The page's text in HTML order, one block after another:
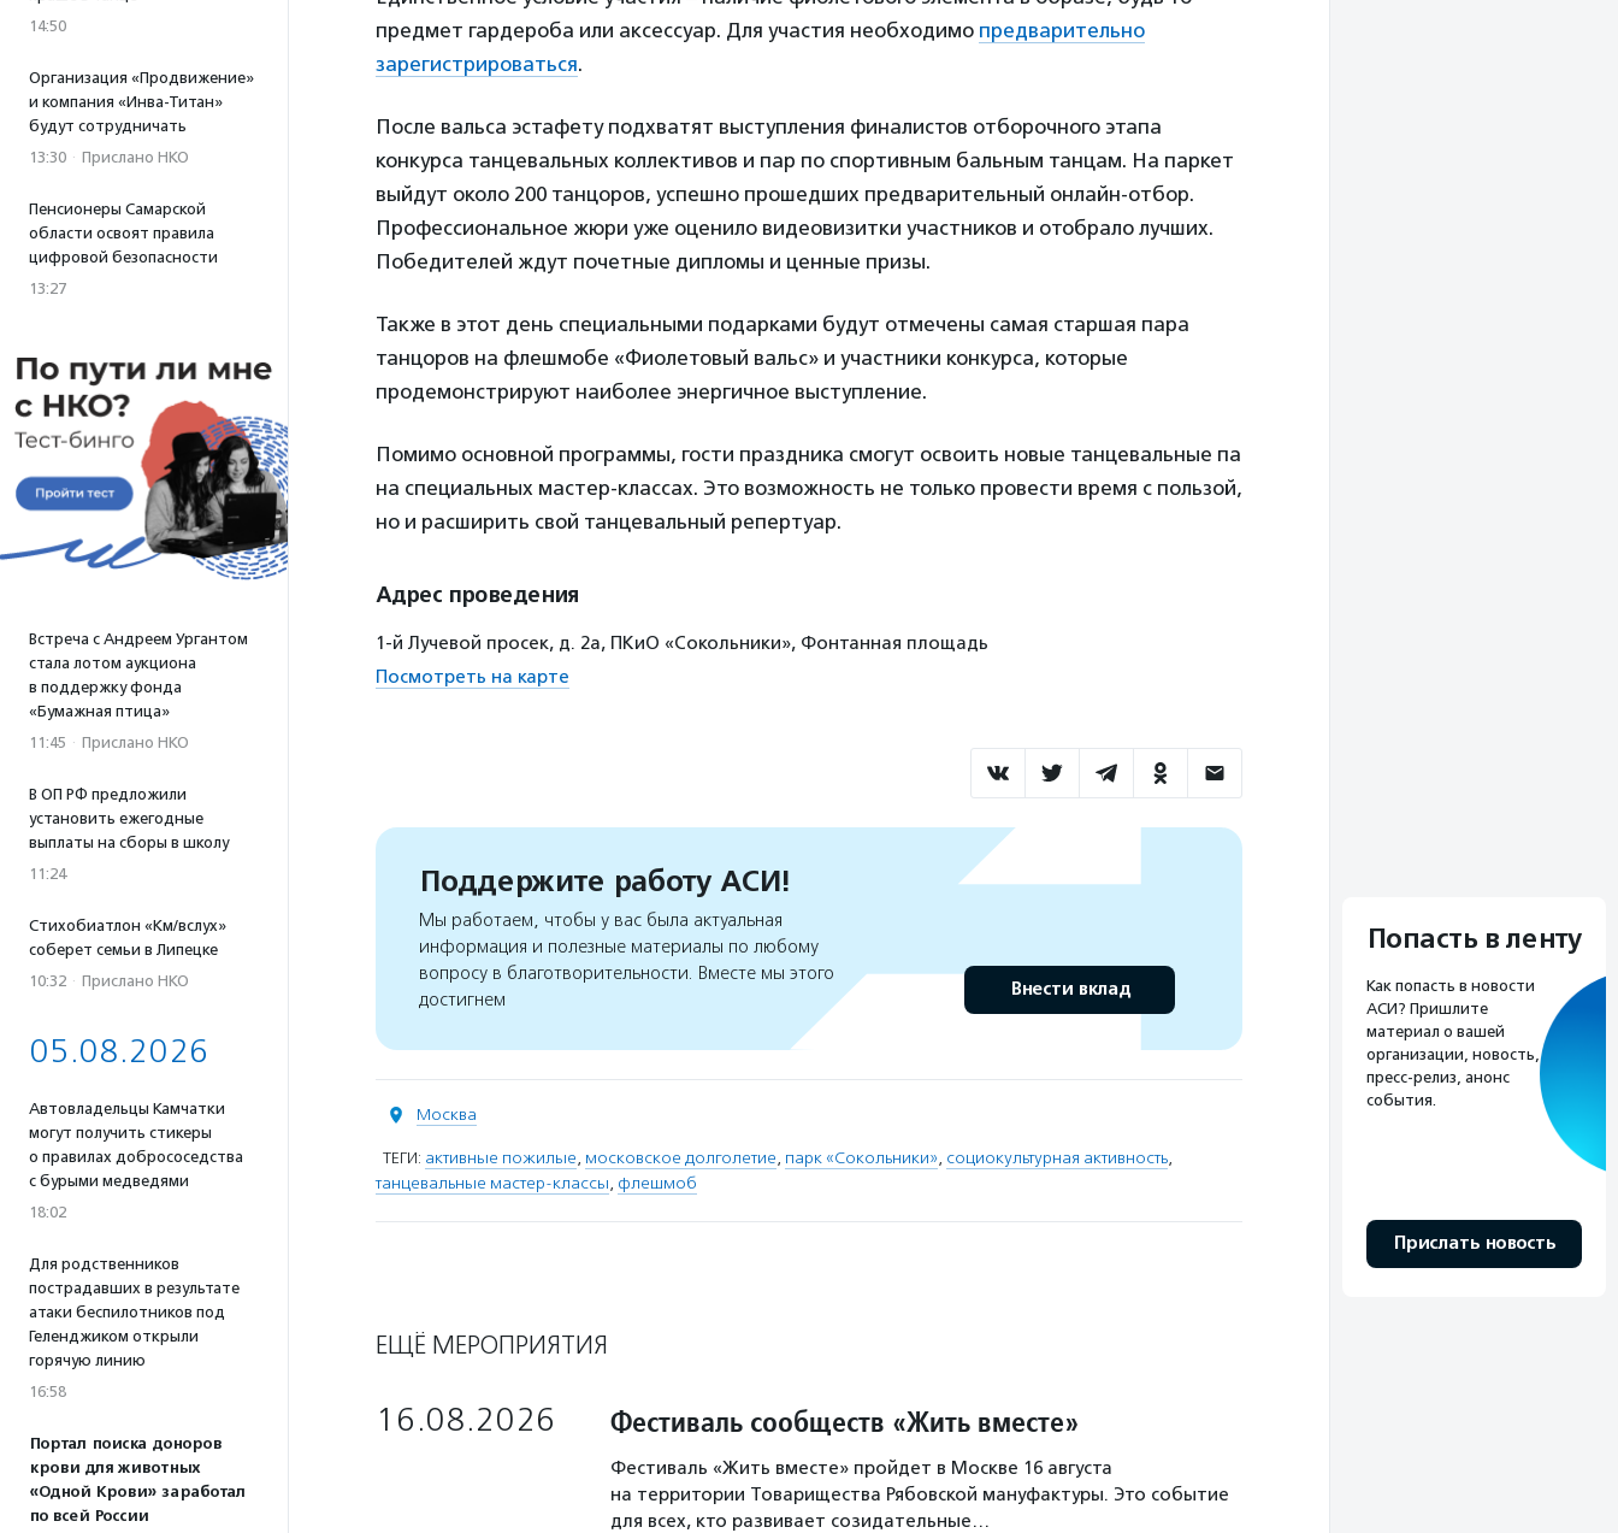
14:50
Организация «Продвижение»
и компания «Инва-Титан»
будут сотрудничать
13:30 · Прислано НКО
Пенсионеры Самарской
области освоят правила
цифровой безопасности
13:27
Встреча с Андреем Ургантом
стала лотом аукциона
в поддержку фонда
«Бумажная птица»
11:45 · Прислано НКО
В ОП РФ предложили
установить ежегодные
выплаты на сборы в школу
11:24
Стихобиатлон «Км/вслух»
соберет семьи в Липецке
10:32 · Прислано НКО
05.08.2026
Автовладельцы Камчатки
могут получить стикеры
о правилах добрососедства
с бурыми медведями
18:02
Для родственников
пострадавших в результате
атаки беспилотников под
Геленджиком открыли
горячую линию
16:58
Портал поиска доноров
крови для животных
«Одной Крови» заработал
по всей России
предмет гардероба или аксессуар. Для участия необходимо предварительно
зарегистрироваться.
После вальса эстафету подхватят выступления финалистов отборочного этапа
конкурса танцевальных коллективов и пар по спортивным бальным танцам. На паркет
выйдут около 200 танцоров, успешно прошедших предварительный онлайн-отбор.
Профессиональное жюри уже оценило видеовизитки участников и отобрало лучших.
Победителей ждут почетные дипломы и ценные призы.
Также в этот день специальными подарками будут отмечены самая старшая пара
танцоров на флешмобе «Фиолетовый вальс» и участники конкурса, которые
продемонстрируют наиболее энергичное выступление.
Помимо основной программы, гости праздника смогут освоить новые танцевальные па
на специальных мастер-классах. Это возможность не только провести время с пользой,
но и расширить свой танцевальный репертуар.
Адрес проведения
1-й Лучевой просек, д. 2а, ПКиО «Сокольники», Фонтанная площадь
Посмотреть на карте
Поддержите работу АСИ!
Мы работаем, чтобы у вас была актуальная
информация и полезные материалы по любому
вопросу в благотворительности. Вместе мы этого
достигнем
Внести вклад
Москва
ТЕГИ: активные пожилые, московское долголетие, парк «Сокольники», социокультурная активность,
танцевальные мастер-классы, флешмоб
ЕЩЁ МЕРОПРИЯТИЯ
16.08.2026 Фестиваль сообществ «Жить вместе»
Фестиваль «Жить вместе» пройдет в Москве 16 августа
на территории Товарищества Рябовской мануфактуры. Это событие
для всех, кто развивает созидательные…
Попасть в ленту
Как попасть в новости
АСИ? Пришлите
материал о вашей
организации, новость,
пресс-релиз, анонс
события.
Прислать новость